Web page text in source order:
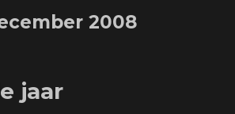
2008
jaar